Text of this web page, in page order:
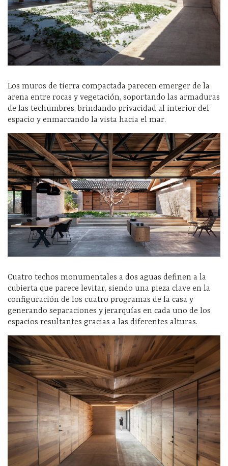
Los muros de tierra compactada parecen emerger de la
arena entre rocas y vegetación, soportando las armaduras
de las techumbres, brindando privacidad al interior del
espacio y enmarcando la vista hacia el mar.
Cuatro techos monumentales a dos aguas definen a la
cubierta que parece levitar, siendo una pieza clave en la
configuración de los cuatro programas de la casa y
generando separaciones y jerarquías en cada uno de los
espacios resultantes gracias a las diferentes alturas.